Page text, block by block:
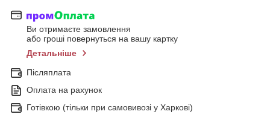
Ви отримаєте замовлення
або гроші повернуться на вашу картку
Детальніше
Післяплата
Оплата на рахунок
Готівкою (тільки при самовивозі у Харкові)